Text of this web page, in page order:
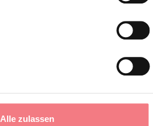
Alle zulassen